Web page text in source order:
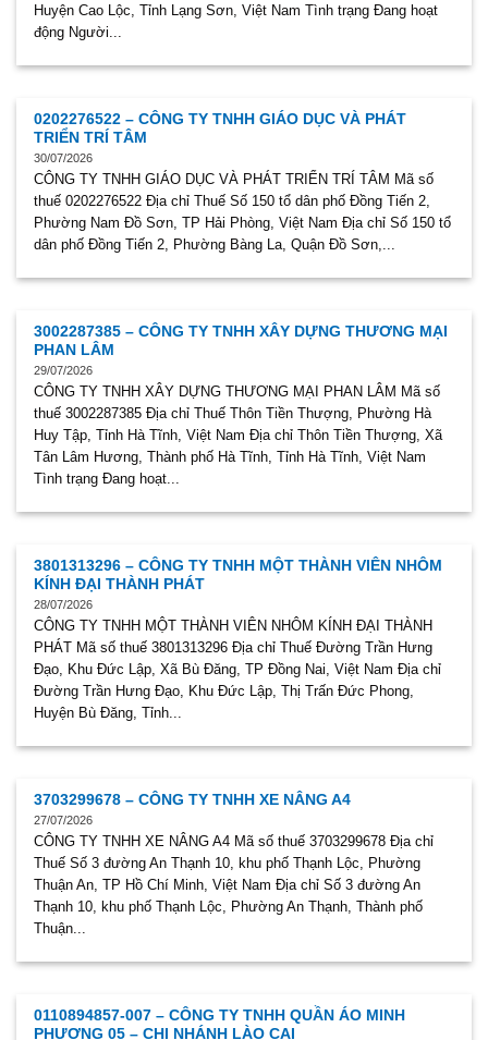
Huyện Cao Lộc, Tỉnh Lạng Sơn, Việt Nam Tình trạng Đang hoạt
động Người...
0202276522 – CÔNG TY TNHH GIÁO DỤC VÀ PHÁT
TRIỂN TRÍ TÂM
30/07/2026
CÔNG TY TNHH GIÁO DỤC VÀ PHÁT TRIỂN TRÍ TÂM Mã số
thuế 0202276522 Địa chỉ Thuế Số 150 tổ dân phố Đồng Tiến 2,
Phường Nam Đồ Sơn, TP Hải Phòng, Việt Nam Địa chỉ Số 150 tổ
dân phố Đồng Tiến 2, Phường Bàng La, Quận Đồ Sơn,...
3002287385 – CÔNG TY TNHH XÂY DỰNG THƯƠNG MẠI
PHAN LÂM
29/07/2026
CÔNG TY TNHH XÂY DỰNG THƯƠNG MẠI PHAN LÂM Mã số
thuế 3002287385 Địa chỉ Thuế Thôn Tiền Thượng, Phường Hà
Huy Tập, Tỉnh Hà Tĩnh, Việt Nam Địa chỉ Thôn Tiền Thượng, Xã
Tân Lâm Hương, Thành phố Hà Tĩnh, Tỉnh Hà Tĩnh, Việt Nam
Tình trạng Đang hoạt...
3801313296 – CÔNG TY TNHH MỘT THÀNH VIÊN NHÔM
KÍNH ĐẠI THÀNH PHÁT
28/07/2026
CÔNG TY TNHH MỘT THÀNH VIÊN NHÔM KÍNH ĐẠI THÀNH
PHÁT Mã số thuế 3801313296 Địa chỉ Thuế Đường Trần Hưng
Đạo, Khu Đức Lập, Xã Bù Đăng, TP Đồng Nai, Việt Nam Địa chỉ
Đường Trần Hưng Đạo, Khu Đức Lập, Thị Trấn Đức Phong,
Huyện Bù Đăng, Tỉnh...
3703299678 – CÔNG TY TNHH XE NÂNG A4
27/07/2026
CÔNG TY TNHH XE NÂNG A4 Mã số thuế 3703299678 Địa chỉ
Thuế Số 3 đường An Thạnh 10, khu phố Thạnh Lộc, Phường
Thuận An, TP Hồ Chí Minh, Việt Nam Địa chỉ Số 3 đường An
Thạnh 10, khu phố Thạnh Lộc, Phường An Thạnh, Thành phố
Thuận...
0110894857-007 – CÔNG TY TNHH QUẦN ÁO MINH
PHƯƠNG 05 – CHI NHÁNH LÀO CAI